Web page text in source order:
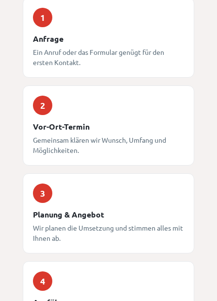
1
Anfrage
Ein Anruf oder das Formular genügt für den
ersten Kontakt.
2
Vor-Ort-Termin
Gemeinsam klären wir Wunsch, Umfang und
Möglichkeiten.
3
Planung & Angebot
Wir planen die Umsetzung und stimmen alles mit
Ihnen ab.
4